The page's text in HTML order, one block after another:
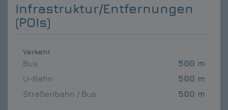
Infrastruktur/Entfernungen
(POIs)
Verkehr
Bus
500 m
U-Bahn
500 m
Straßenbahn / Bus
500 m